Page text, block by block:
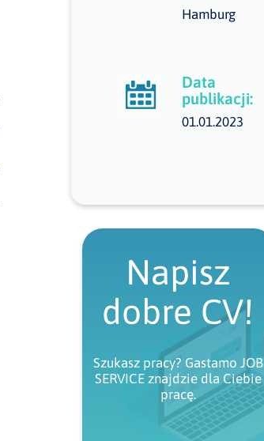
Hamburg
Data
publikacji:
01.01.2023
Napisz
dobre CV!
Szukasz pracy? Gastamo JOB
SERVICE znajdzie dla Ciebie
pracę.